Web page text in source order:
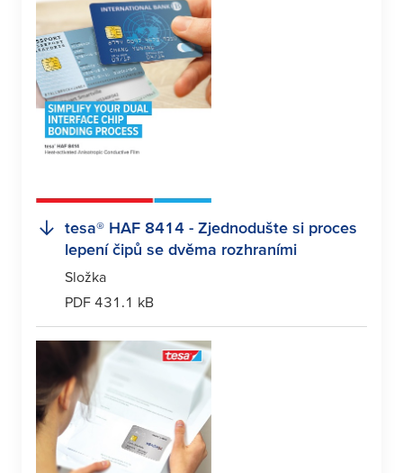
tesa® HAF 8414 - Zjednodušte si proces
lepení čipů se dvěma rozhraními
Složka
PDF 431.1 kB